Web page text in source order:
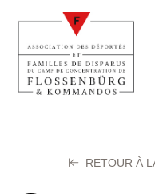
RETOUR À